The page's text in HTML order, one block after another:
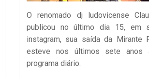
O renomado dj ludovicense
publicou no último dia 15, em
instagram, sua saída da Mirante
esteve nos últimos sete anos
programa diário.